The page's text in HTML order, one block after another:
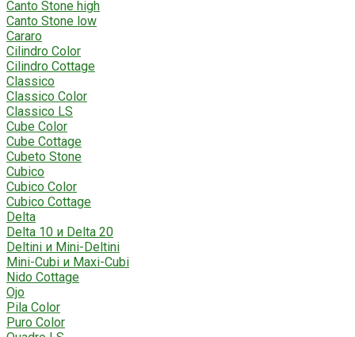
Canto Stone high
Canto Stone low
Cararo
Cilindro Color
Cilindro Cottage
Classico
Classico Color
Classico LS
Cube Color
Cube Cottage
Cubeto Stone
Cubico
Cubico Color
Cubico Cottage
Delta
Delta 10 и Delta 20
Deltini и Mini-Deltini
Mini-Cubi и Maxi-Cubi
Nido Cottage
Ojo
Pila Color
Puro Color